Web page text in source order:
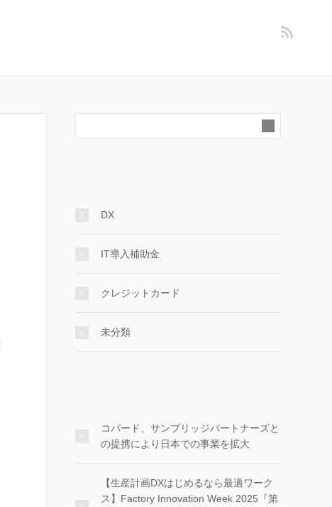
DX
IT導入補助金
クレジットカード
未分類
コパード、サンブリッジパートナーズと
の提携により日本での事業を拡大
【生産計画DXはじめるなら最適ワーク
ス】Factory Innovation Week 2025『第